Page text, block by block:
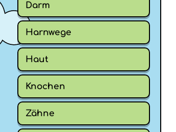
Darm
Harnwege
Haut
Knochen
Zähne